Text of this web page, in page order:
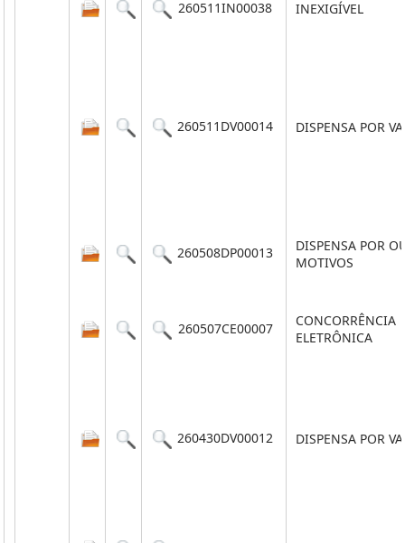
260511IN00038 INEXIGÍVEL
260511DV00014 DISPENSA POR
260508DP00013
DISPENSA POR
MOTIVOS
260507CE00007
CONCORRÊNCIA
ELETRÔNICA
260430DV00012 DISPENSA POR